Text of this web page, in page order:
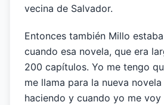
vecina de Salvador.
Entonces también Millo
cuando esa novela, que era
200 capítulos. Yo me tengo
me llama para la nueva
haciendo y cuando yo me voy